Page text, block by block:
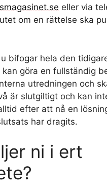
eller via
om en rättelse ska
bifogar hela den
göra en fullständig
utredningen och
är slutgiltigt och kan
efter att nå en
har dragits.
ni i ert